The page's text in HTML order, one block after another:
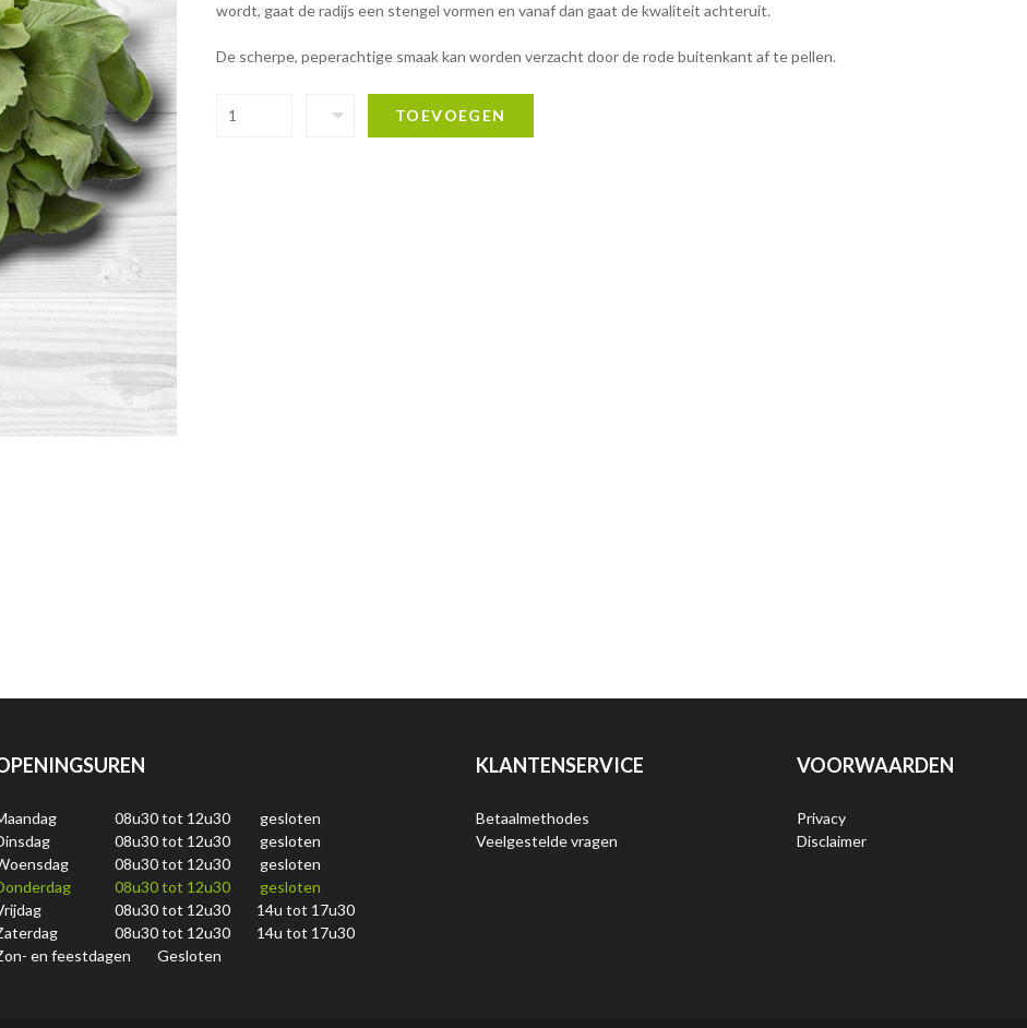
wordt, gaat de radijs een stengel vormen en vanaf dan gaat de kwaliteit achteruit.
De scherpe, peperachtige smaak kan worden verzacht door de rode buitenkant af te pellen.
TOEVOEGEN
08u30 tot 12u30
gesloten
08u30 tot 12u30
gesloten
08u30 tot 12u30
gesloten
08u30 tot 12u30
gesloten
08u30 tot 12u30
14u tot 17u30
08u30 tot 12u30
14u tot 17u30
en feestdagen
Gesloten
KLANTENSERVICE
Betaalmethodes
Veelgestelde vragen
VOORWAARDEN
Privacy
Disclaimer